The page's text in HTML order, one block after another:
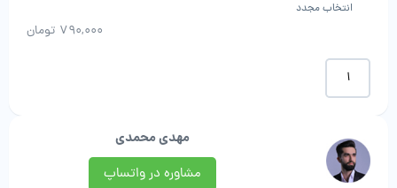
انتخاب مجدد
790,000 تومان
موکت
نهال
موکت
پیمان
عدد
مهدی محمدی
مشاوره در واتساپ